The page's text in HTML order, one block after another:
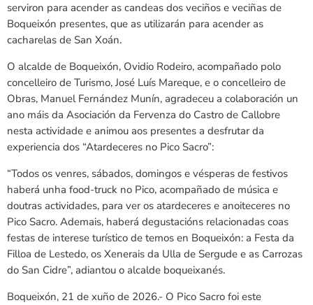
serviron para acender as candeas dos veciños e veciñas de
Boqueixón presentes, que as utilizarán para acender as
cacharelas de San Xoán.
O alcalde de Boqueixón, Ovidio Rodeiro, acompañado polo
concelleiro de Turismo, José Luís Mareque, e o concelleiro de
Obras, Manuel Fernández Munín, agradeceu a colaboración un
ano máis da Asociación da Fervenza do Castro de Callobre
nesta actividade e animou aos presentes a desfrutar da
experiencia dos “Atardeceres no Pico Sacro”:
“Todos os venres, sábados, domingos e vésperas de festivos
haberá unha food-truck no Pico, acompañado de música e
doutras actividades, para ver os atardeceres e anoiteceres no
Pico Sacro. Ademais, haberá degustacións relacionadas coas
festas de interese turístico de temos en Boqueixón: a Festa da
Filloa de Lestedo, os Xenerais da Ulla de Sergude e as Carrozas
do San Cidre”, adiantou o alcalde boqueixanés.
Boqueixón, 21 de xuño de 2026.- O Pico Sacro foi este